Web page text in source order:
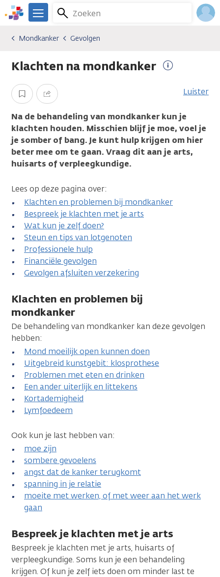
Overslaan
en
gaan
We
er
je.
Zoeken
Menu
Kankersoorten
Mondkanker
Gevolgen
Mondkanker Gevolgen
Klachten na mondkanker
informatie
Opslaan Delen Luister
Na de behandeling van mondkanker kun je
klachten houden. Misschien blijf je moe, voel je
je somber of bang. Je kunt hulp krijgen om hier
beter mee om te gaan. Vraag dit aan je arts,
huisarts of verpleegkundige.
Lees op deze pagina over:
Klachten en problemen bij mondkanker
Bespreek je klachten met je arts
Wat kun je zelf doen?
Steun en tips van lotgenoten
Professionele hulp
Financiële gevolgen
Gevolgen afsluiten verzekering
Klachten en problemen bij
mondkanker
De behandeling van mondkanker kan deze gevolgen
hebben:
Mond moeilijk open kunnen doen
Uitgebreid kunstgebit: klosprothese
Problemen met eten en drinken
Een ander uiterlijk en littekens
Kortademigheid
Lymfoedeem
Ook kun je last hebben van:
moe zijn
sombere gevoelens
angst dat de kanker terugkomt
spanning in je relatie
moeite met werken, of met weer aan het werk
gaan
Bespreek je klachten met je arts
Bespreek je klachten met je arts, huisarts of
verpleegkundige. Soms kun je een behandeling
krijgen. Of kun je zelf iets doen om minder last te